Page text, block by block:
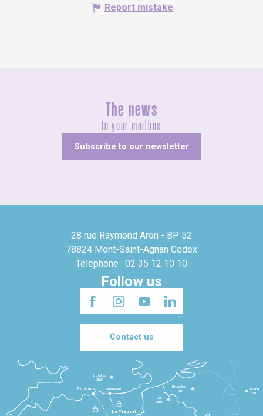
Report mistake
The news
In your mailbox
Subscribe to our newsletter
28 rue Raymond Aron - BP 52
78824 Mont-Saint-Agnan Cedex
Telephone : 02 35 12 10 10
Follow us
Contact us
Le Tréport
Lille
2h30
Bruxelles
3h
Londres
3h30
Newhaven
Portsmouth
Bonn
5h